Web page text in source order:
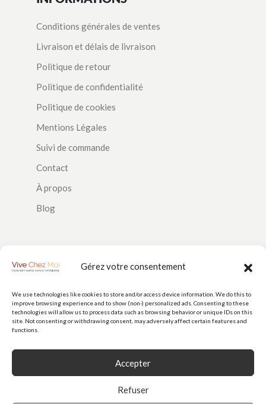
Gérez votre consentement
We use technologies like cookies to store and/or access device information. We do this to
improve browsing experience and to show (non-) personalized ads. Consenting to these
technologies will allow us to process data such as browsing behavior or unique IDs on this
site. Not consenting or withdrawing consent, may adversely affect certain features and
functions.
Accepter
Refuser
Conditions générales de ventes
Livraison et délais de livraison
Politique de retour
Politique de confidentialité
Politique de cookies
Mentions Légales
Suivi de commande
Contact
À propos
Blog
PAIEMENTS